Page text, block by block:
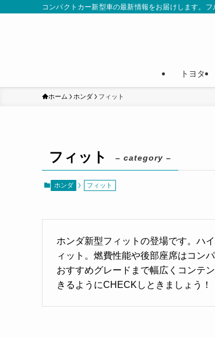
コンパクトカー新型車の最新情報をお届けします。
トヨタ
ホーム ホンダ フィット
フィット – category –
ホンダ フィット
ホンダ新型フィットの登場です。ハ
ィット。燃費性能や後部座席はコン
おすすめグレードまで幅広くコンテ
きるようにCHECKしときましょう！